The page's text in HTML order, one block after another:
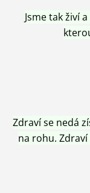
Jsme tak živí
Zdraví se nedá
na rohu.